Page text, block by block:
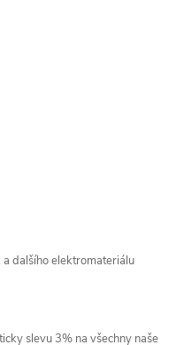
dalšího elektromateriálu
slevu 3% na všechny naše